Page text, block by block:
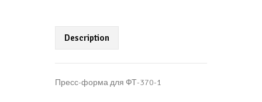
Description
Пресс-форма для ФТ-370-1